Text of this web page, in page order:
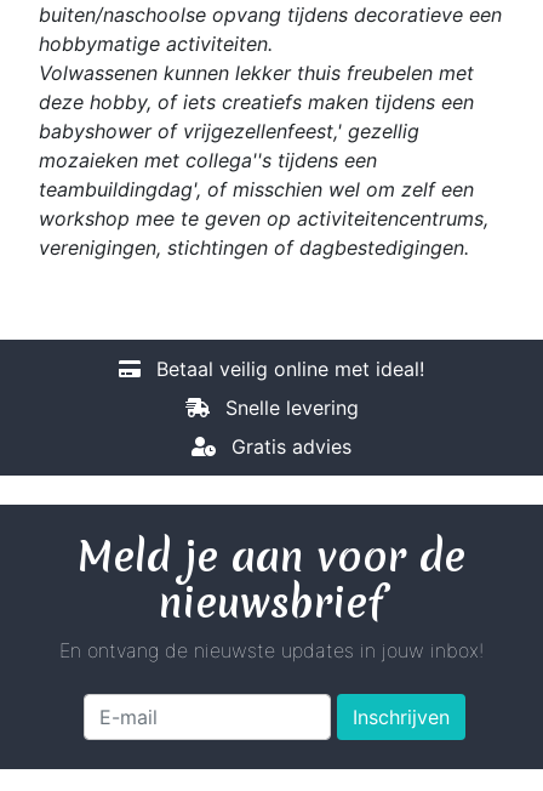
buiten/naschoolse opvang tijdens decoratieve een
hobbymatige activiteiten.
Volwassenen kunnen lekker thuis freubelen met
deze hobby, of iets creatiefs maken tijdens een
babyshower of vrijgezellenfeest,' gezellig
mozaieken met collega''s tijdens een
teambuildingdag', of misschien wel om zelf een
workshop mee te geven op activiteitencentrums,
verenigingen, stichtingen of dagbestedigingen.
Betaal veilig online met ideal!
Snelle levering
Gratis advies
Meld je aan voor de
nieuwsbrief
En ontvang de nieuwste updates in jouw inbox!
Inschrijven